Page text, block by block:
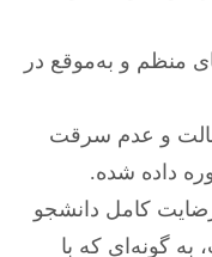
منظم و به‌موقع در
و عدم سرقت
داده شده.
کامل دانشجو
به گونه‌ای که با